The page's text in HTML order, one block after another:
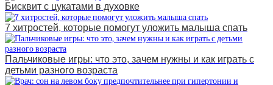
Бисквит с цукатами в духовке
7 хитростей, которые помогут уложить малыша спать
Пальчиковые игры: что это, зачем нужны и как играть с
детьми разного возраста